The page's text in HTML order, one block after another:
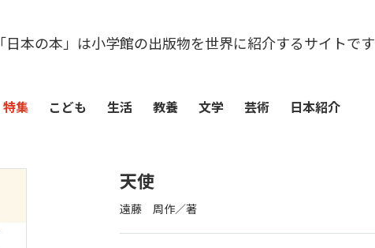
「日本の本」は小学館の出版物を世界に紹介するサイトです
特集 こども 生活 教養 文学 芸術 日本紹介
天使
遠藤 周作／著